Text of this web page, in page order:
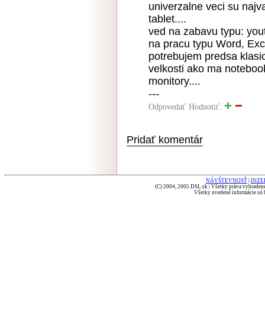
univerzalne veci su
tablet....
ved na zabavu typu:
na pracu typu Word,
potrebujem predsa
velkosti ako ma
monitory....
---
Odpovedať Hodnotiť:
Pridať komentár
NÁVŠTEVNOSŤ
(C) 2004, 2005 DSL.sk | Všetky práva
Všetky uvedené informácie sú